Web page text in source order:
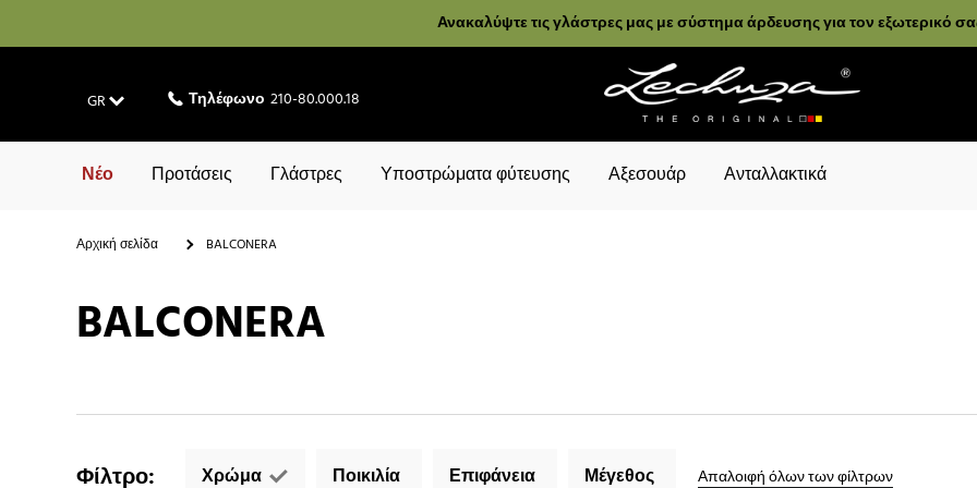
Ανακαλύψτε τις γλάστρες μας με σύστημα άρδευσης για τον εξωτερικό
GR Τηλέφωνο 210-80.000.18
Νέο Προτάσεις Γλάστρες Υποστρώματα φύτευσης Αξεσουάρ Ανταλλακτικά
Αρχική σελίδα BALCONERA
BALCONERA
Φίλτρο: Χρώμα Ποικιλία Επιφάνεια Μέγεθος Απαλοιφή όλων των φίλτρων